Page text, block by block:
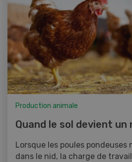
Production animale
Quand le sol devient un
Lorsque les poules pondeuses
dans le nid, la charge de